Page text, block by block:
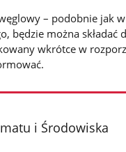
– podobnie jak
będzie można składać
wkrótce w
i Środowiska